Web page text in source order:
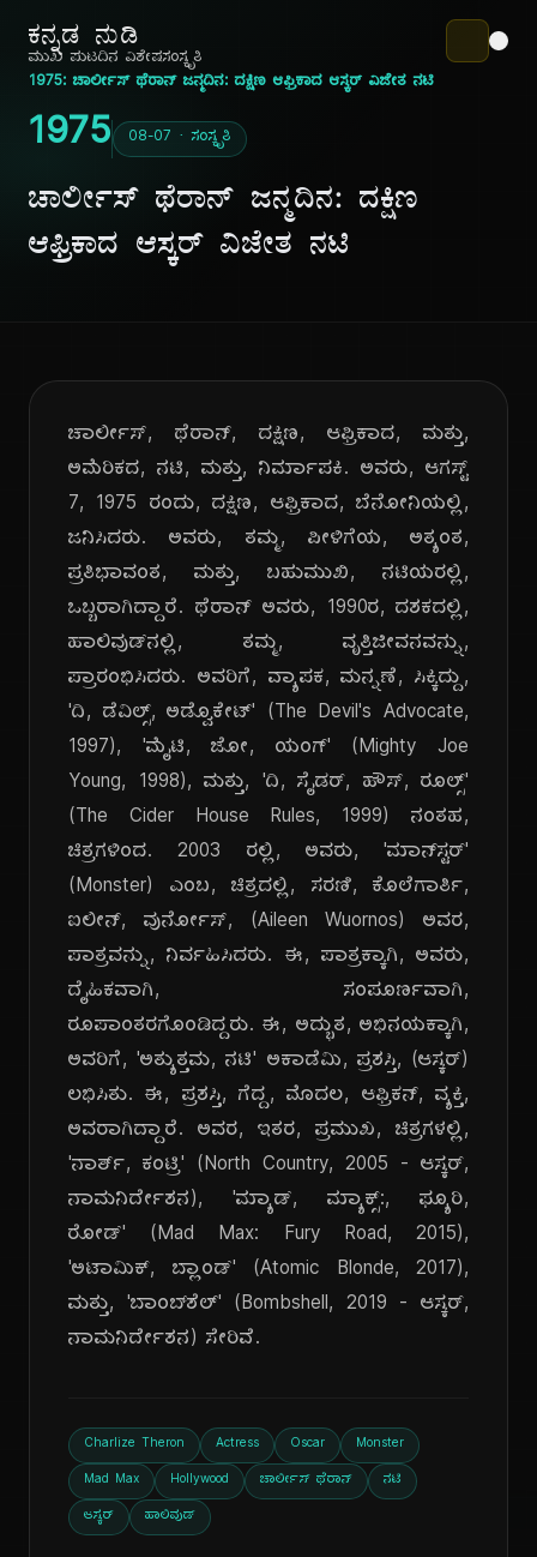
ಕನ್ನಡ ನುಡಿ
ಮುಖ ಪುಟದಿನ ವಿಶೇಷಸಂಸ್ಕೃತಿ
1975: ಚಾರ್ಲೀಸ್ ಥೆರಾನ್ ಜನ್ಮದಿನ: ದಕ್ಷಿಣ ಆಫ್ರಿಕಾದ ಆಸ್ಕರ್ ವಿಜೇತ ನಟಿ
1975 08-07 · ಸಂಸ್ಕೃತಿ
ಚಾರ್ಲೀಸ್ ಥೆರಾನ್ ಜನ್ಮದಿನ: ದಕ್ಷಿಣ
ಆಫ್ರಿಕಾದ ಆಸ್ಕರ್ ವಿಜೇತ ನಟಿ
ಚಾರ್ಲೀಸ್, ಥೆರಾನ್, ದಕ್ಷಿಣ, ಆಫ್ರಿಕಾದ, ಮತ್ತು,
ಅಮೆರಿಕದ, ನಟಿ, ಮತ್ತು, ನಿರ್ಮಾಪಕಿ. ಅವರು, ಆಗಸ್ಟ್
7, 1975 ರಂದು, ದಕ್ಷಿಣ, ಆಫ್ರಿಕಾದ, ಬೆನೋನಿಯಲ್ಲಿ,
ಜನಿಸಿದರು. ಅವರು, ತಮ್ಮ, ಪೀಳಿಗೆಯ, ಅತ್ಯಂತ,
ಪ್ರತಿಭಾವಂತ, ಮತ್ತು, ಬಹುಮುಖಿ, ನಟಿಯರಲ್ಲಿ,
ಒಬ್ಬರಾಗಿದ್ದಾರೆ. ಥೆರಾನ್ ಅವರು, 1990ರ, ದಶಕದಲ್ಲಿ,
ಹಾಲಿವುಡ್‌ನಲ್ಲಿ, ತಮ್ಮ, ವೃತ್ತಿಜೀವನವನ್ನು,
ಪ್ರಾರಂಭಿಸಿದರು. ಅವರಿಗೆ, ವ್ಯಾಪಕ, ಮನ್ನಣೆ, ಸಿಕ್ಕಿದ್ದು,
'ದಿ, ಡೆವಿಲ್ಸ್, ಅಡ್ವೊಕೇಟ್' (The Devil's Advocate,
1997), 'ಮೈಟಿ, ಜೋ, ಯಂಗ್' (Mighty Joe
Young, 1998), ಮತ್ತು, 'ದಿ, ಸೈಡರ್, ಹೌಸ್, ರೂಲ್ಸ್'
(The Cider House Rules, 1999) ನಂತಹ,
ಚಿತ್ರಗಳಿಂದ. 2003 ರಲ್ಲಿ, ಅವರು, 'ಮಾನ್‌ಸ್ಟರ್'
(Monster) ಎಂಬ, ಚಿತ್ರದಲ್ಲಿ, ಸರಣಿ, ಕೊಲೆಗಾರ್ತಿ,
ಐಲೀನ್, ವುರ್ನೋಸ್, (Aileen Wuornos) ಅವರ,
ಪಾತ್ರವನ್ನು, ನಿರ್ವಹಿಸಿದರು. ಈ, ಪಾತ್ರಕ್ಕಾಗಿ, ಅವರು,
ದೈಹಿಕವಾಗಿ, ಸಂಪೂರ್ಣವಾಗಿ,
ರೂಪಾಂತರಗೊಂಡಿದ್ದರು. ಈ, ಅದ್ಭುತ, ಅಭಿನಯಕ್ಕಾಗಿ,
ಅವರಿಗೆ, 'ಅತ್ಯುತ್ತಮ, ನಟಿ' ಅಕಾಡೆಮಿ, ಪ್ರಶಸ್ತಿ, (ಆಸ್ಕರ್)
ಲಭಿಸಿತು. ಈ, ಪ್ರಶಸ್ತಿ, ಗೆದ್ದ, ಮೊದಲ, ಆಫ್ರಿಕನ್, ವ್ಯಕ್ತಿ,
ಅವರಾಗಿದ್ದಾರೆ. ಅವರ, ಇತರ, ಪ್ರಮುಖ, ಚಿತ್ರಗಳಲ್ಲಿ,
'ನಾರ್ತ್, ಕಂಟ್ರಿ' (North Country, 2005 - ಆಸ್ಕರ್,
ನಾಮನಿರ್ದೇಶನ), 'ಮ್ಯಾಡ್, ಮ್ಯಾಕ್ಸ್:, ಫ್ಯೂರಿ,
ರೋಡ್' (Mad Max: Fury Road, 2015),
'ಅಟಾಮಿಕ್, ಬ್ಲಾಂಡ್' (Atomic Blonde, 2017),
ಮತ್ತು, 'ಬಾಂಬ್‌ಶೆಲ್' (Bombshell, 2019 - ಆಸ್ಕರ್,
ನಾಮನಿರ್ದೇಶನ) ಸೇರಿವೆ.
Charlize Theron Actress Oscar Monster
Mad Max Hollywood ಚಾರ್ಲೀಸ್ ಥೆರಾನ್ ನಟಿ
ಆಸ್ಕರ್ ಹಾಲಿವುಡ್